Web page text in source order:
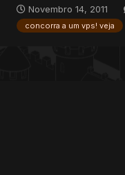
Novembro 14, 2011
concorra a um vps! veja